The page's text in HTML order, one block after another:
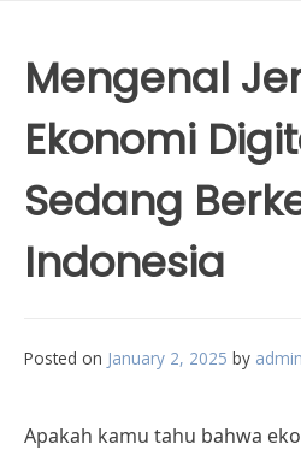
Mengenal
Ekonomi
Sedang
Indonesia
Posted on January 2, 2025 by
Apakah kamu tahu bahwa